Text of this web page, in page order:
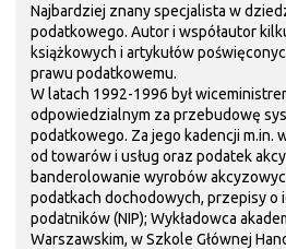
Najbardziej znany specjalista w
podatkowego. Autor i współautor
książkowych i artykułów
prawu podatkowemu.
W latach 1992-1996 był
odpowiedzialnym za przebudowę
podatkowego. Za jego kadencji m.in.
od towarów i usług oraz podatek
banderolowanie wyrobów
podatkach dochodowych, przepisy o
podatników (NIP); Wykładowca
Warszawskim, w Szkole Głównej